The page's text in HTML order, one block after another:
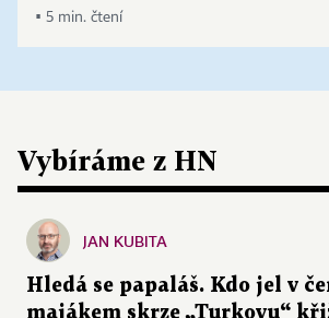
▪ 5 min. čtení
Vybíráme z HN
JAN KUBITA
Hledá se papaláš. Kdo jel v
majákem skrze „Turkovu“